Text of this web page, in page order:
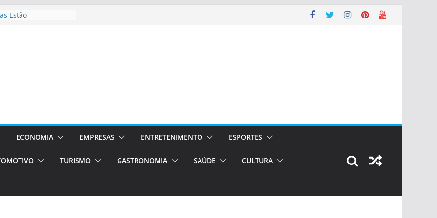
Estão
em Porto
de transfer,
de alto padrão
bolsas –
para o segundo
únicas e
de volta!
ECONOMIA EMPRESAS ENTRETENIMENTO ESPORTES
TURISMO GASTRONOMIA SAÚDE CULTURA